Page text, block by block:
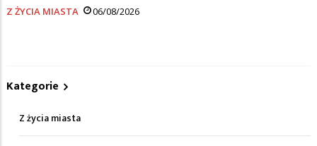
Z ŻYCIA MIASTA 06/08/2026
Kategorie
Z życia miasta